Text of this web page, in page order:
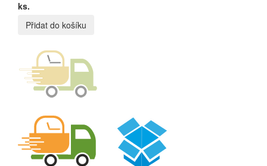
ks.
Přidat do košíku